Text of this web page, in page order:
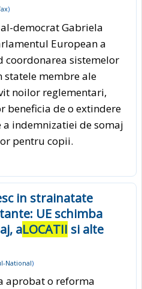
)
democrat Gabriela
European a
sistemelor
statele membre ale
noilor reglementari,
beneficia de o extindere
indemnizatiei de somaj
pentru copii.
in strainatate
UE schimba
aLOCATII si alte
National)
aprobat o reforma